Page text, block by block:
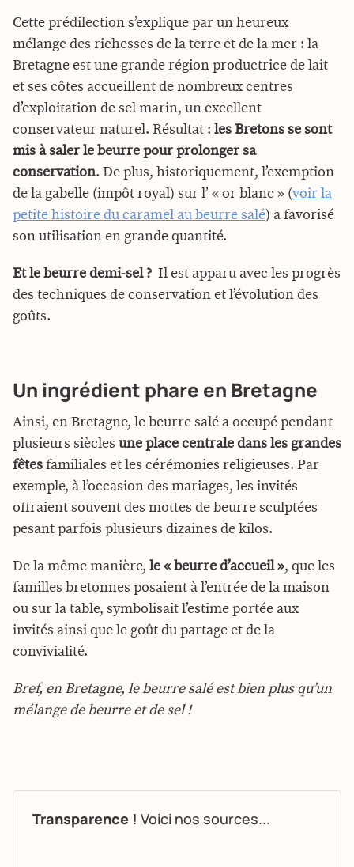
Cette prédilection s’explique par un heureux
mélange des richesses de la terre et de la mer : la
Bretagne est une grande région productrice de lait
et ses côtes accueillent de nombreux centres
d’exploitation de sel marin, un excellent
conservateur naturel. Résultat : les Bretons se sont
mis à saler le beurre pour prolonger sa
conservation. De plus, historiquement, l’exemption
de la gabelle (impôt royal) sur l’ « or blanc » (voir la
petite histoire du caramel au beurre salé) a favorisé
son utilisation en grande quantité.
Et le beurre demi-sel ? Il est apparu avec les progrès
des techniques de conservation et l’évolution des
goûts.
Un ingrédient phare en Bretagne
Ainsi, en Bretagne, le beurre salé a occupé pendant
plusieurs siècles une place centrale dans les grandes
fêtes familiales et les cérémonies religieuses. Par
exemple, à l’occasion des mariages, les invités
offraient souvent des mottes de beurre sculptées
pesant parfois plusieurs dizaines de kilos.
De la même manière, le « beurre d’accueil », que les
familles bretonnes posaient à l’entrée de la maison
ou sur la table, symbolisait l’estime portée aux
invités ainsi que le goût du partage et de la
convivialité.
Bref, en Bretagne, le beurre salé est bien plus qu’un
mélange de beurre et de sel !
Transparence ! Voici nos sources...